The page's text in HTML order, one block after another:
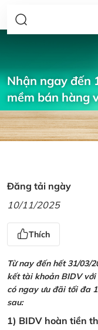
Nhận ngay đến
mềm bán hàng
Đăng tải ngày
10/11/2025
Thích
Từ nay đến hết 31/03/
kết tài khoản BIDV
có ngay ưu đãi tối đa
sau:
1) BIDV hoàn tiền